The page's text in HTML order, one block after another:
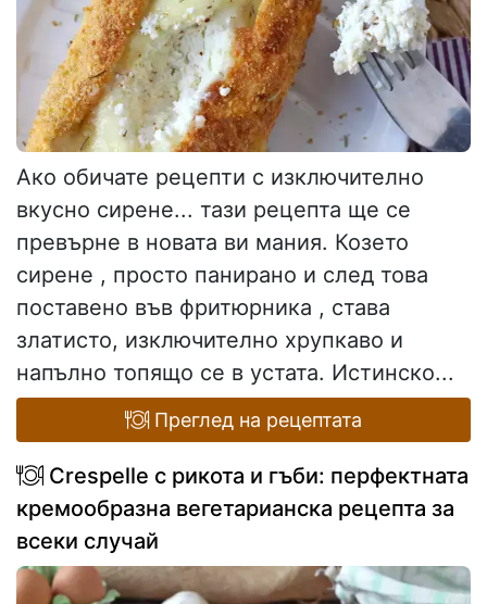
Ако обичате рецепти с изключително
вкусно сирене... тази рецепта ще се
превърне в новата ви мания. Козето
сирене , просто панирано и след това
поставено във фритюрника , става
златисто, изключително хрупкаво и
напълно топящо се в устата. Истинско...
Преглед на рецептата
Crespelle с рикота и гъби: перфектната
кремообразна вегетарианска рецепта за
всеки случай